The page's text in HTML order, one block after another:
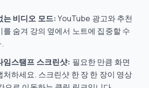
는 비디오 모드: YouTube 광고와 추천
를 숨겨 강의 옆에서 노트에 집중할 수
임스탬프 스크린샷: 필요한 만큼 화면
처하세요. 스크린샷 한 장 한 장이 영상